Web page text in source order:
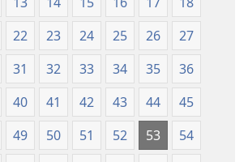
2019)
2019)
22 23 24 25 26
27
31 32 33 34 35
36
40 41 42 43 44
45
49 50 51 52 53
54